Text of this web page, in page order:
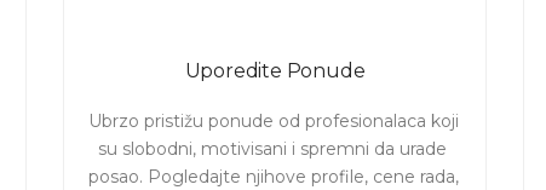
Uporedite Ponude
Ubrzo pristižu ponude od profesionalaca koji
su slobodni, motivisani i spremni da urade
posao. Pogledajte njihove profile, cene rada,